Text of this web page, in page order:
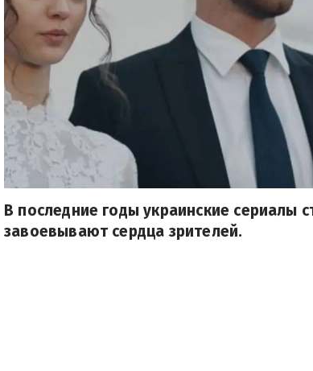
В последние годы украинские сериалы
завоевывают сердца зрителей.